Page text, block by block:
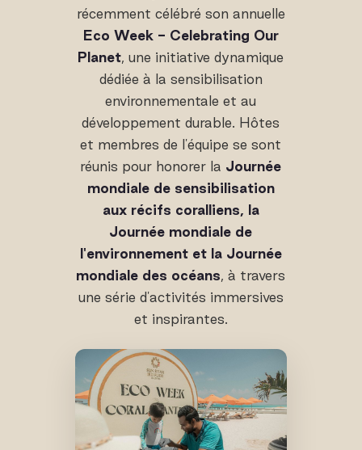
récemment célébré son annuelle
Eco Week - Celebrating Our
Planet, une initiative dynamique
dédiée à la sensibilisation
environnementale et au
développement durable. Hôtes
et membres de l'équipe se sont
réunis pour honorer la Journée
mondiale de sensibilisation
aux récifs coralliens, la
Journée mondiale de
l'environnement et la Journée
mondiale des océans, à travers
une série d'activités immersives
et inspirantes.